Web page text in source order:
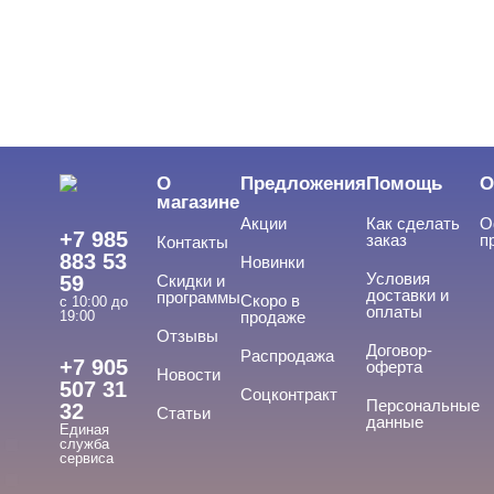
Cвернуть
База
+7 985
883 53
59
с 10:00 до
19:00
+7 905
507 31
32
Единая
служба
сервиса
О
магазине
Контакты
Скидки и
программы
Отзывы
Новости
Статьи
Предложения
Акции
Новинки
Скоро в
продаже
Распродажа
Соцконтракт
Помощь
Как сделать
заказ
Условия
доставки и
оплаты
Договор-
оферта
Персональные
данные